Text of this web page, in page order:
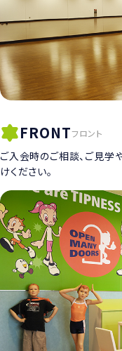
FRONTフロント
ご入会時のご相談、ご見学
けください。